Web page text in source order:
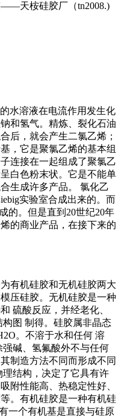
天桉硅胶厂（tn2008.)
水溶液在电流作用发生化
和氢气。精炼、裂化石油
后，就会产生二氯乙烯；
，它是聚氯乙烯的基本组
连接在一起组成了聚氯乙
白色粉末状。它是不能单
生成许多产品。 氯化乙
实验室合成出来的。而
的。但是直到20世纪20年
的商业产品，在接下来的
有机硅胶和无机硅胶两大
压硅胶。无机硅胶是一种
硫酸反应，并经老化、
图 制得。硅胶属非晶态
。不溶于水和任何 溶
碱、氢氟酸外不与任何
制造方法不同而形成不同
结构，决定了它具有许
附性能高、热稳定性好、
。有机硅胶是一种有机硅
一个有机基是直接与硅原